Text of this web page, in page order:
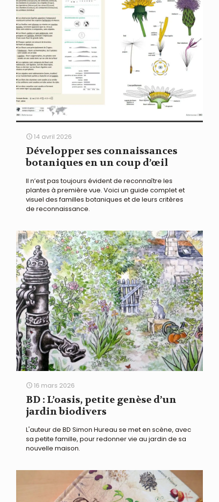
14 avril 2026
Développer ses connaissances
botaniques en un coup d’œil
Il n’est pas toujours évident de reconnaître les
plantes à première vue. Voici un guide complet et
visuel des familles botaniques et de leurs critères
de reconnaissance.
16 mars 2026
BD : L’oasis, petite genèse d’un
jardin biodivers
L'auteur de BD Simon Hureau se met en scène, avec
sa petite famille, pour redonner vie au jardin de sa
nouvelle maison.